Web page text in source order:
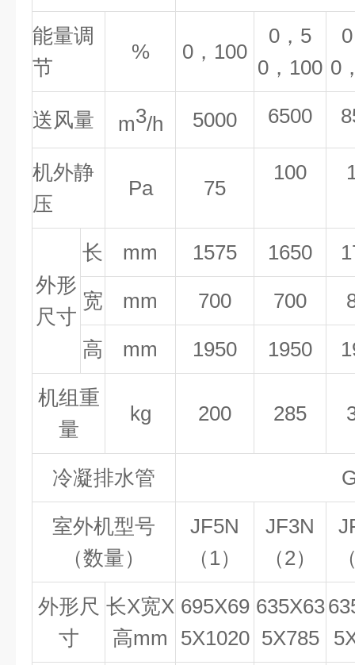
能量调
节
% 0，100
0，5
0，100 0
送风量 m3/h 5000 6500
机外静
压
Pa 75
100
外形
尺寸
长 mm 1575 1650
宽 mm 700 700
高 mm 1950 1950
机组重
量
kg 200 285
冷凝排水管
室外机型号
（数量）
JF5N
（1）
JF3N
（2）
外形尺
寸
长X宽X
高mm
695X69
5X1020
635X63
5X785